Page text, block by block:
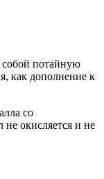
потайную
как дополнение к
со
окисляется и не